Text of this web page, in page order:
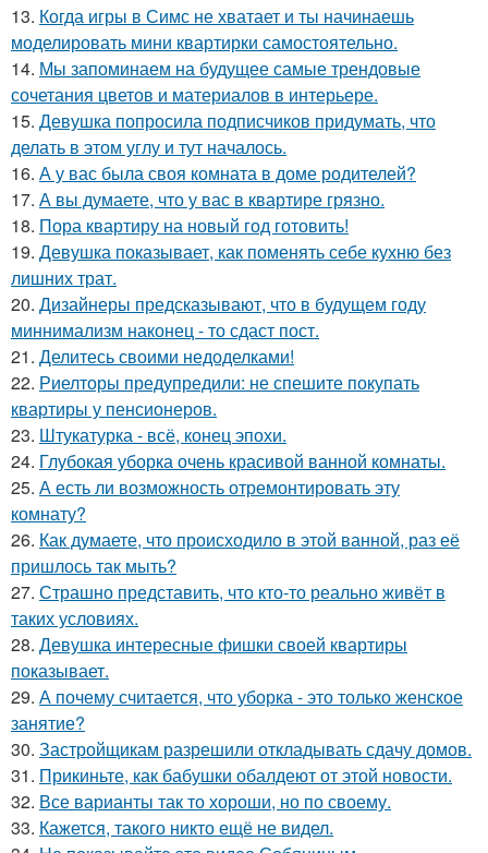
13. Когда игры в Симс не хватает и ты начинаешь
моделировать мини квартирки самостоятельно.
14. Мы запоминаем на будущее самые трендовые
сочетания цветов и материалов в интерьере.
15. Девушка попросила подписчиков придумать, что
делать в этом углу и тут началось.
16. А у вас была своя комната в доме родителей?
17. А вы думаете, что у вас в квартире грязно.
18. Пора квартиру на новый год готовить!
19. Девушка показывает, как поменять себе кухню без
лишних трат.
20. Дизайнеры предсказывают, что в будущем году
миннимализм наконец - то сдаст пост.
21. Делитесь своими недоделками!
22. Риелторы предупредили: не спешите покупать
квартиры у пенсионеров.
23. Штукатурка - всё, конец эпохи.
24. Глубокая уборка очень красивой ванной комнаты.
25. А есть ли возможность отремонтировать эту
комнату?
26. Как думаете, что происходило в этой ванной, раз её
пришлось так мыть?
27. Страшно представить, что кто-то реально живёт в
таких условиях.
28. Девушка интересные фишки своей квартиры
показывает.
29. А почему считается, что уборка - это только женское
занятие?
30. Застройщикам разрешили откладывать сдачу домов.
31. Прикиньте, как бабушки обалдеют от этой новости.
32. Все варианты так то хороши, но по своему.
33. Кажется, такого никто ещё не видел.